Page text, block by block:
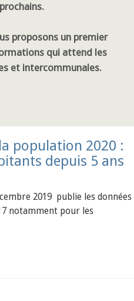
proposons un premier
qui attend les
et intercommunales.
population 2020 :
depuis 5 ans
2019 publie les données
notamment pour les